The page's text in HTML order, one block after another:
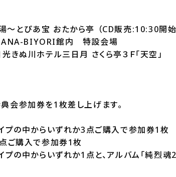
ぴあ宝 おたから亭 （CD販売:10:30開始
BIYORI館内 特設会場
川ホテル三日月 さくら亭３Ｆ「天空」
会参加券を1枚差し上げます。
プの中からいずれか3点ご購入で参加券1枚
ご購入で参加券1枚
プの中からいずれか1点と、アルバム「純烈魂